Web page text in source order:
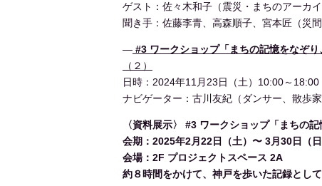
ゲスト：佐々木和子（震災・まちのアーカ
聞き手：佐藤李青、高森順子、宮本匠（災間
― #3 ワークショップ「まちの記憶をなぞり
（２）
日時：2024年11月23日（土）10:00～18:00
ナビゲーター：古川友紀（ダンサー、散歩家
〈資料展示〉 #3 ワークショップ「まち
会期：2025年2月22日（土）〜 3月30日
会場：2F プロジェクトスペース 2A
約８時間をかけて、神戸を歩いた記録とし